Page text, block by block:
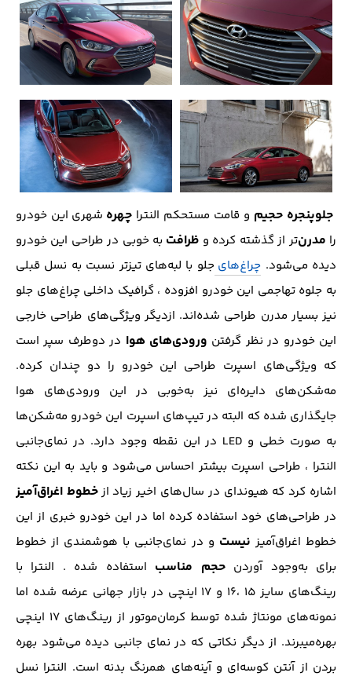
جلوپنجره حجیم و قامت مستحکم النترا چهره شهری این خودرو
را مدرن‌تر از گذشته کرده و ظرافت به خوبی در طراحی این خودرو
دیده می‌شود. چراغ‌هایجلو با لبه‌های تیزتر نسبت به نسل قبلی
به جلوه تهاجمی این خودرو افزوده ، گرافیک داخلی چراغ‌های جلو
نیز بسیار مدرن طراحی شده‌اند. از‌دیگر ویژگی‌های طراحی خارجی
این خودرو در نظر گرفتن ورودی‌های هوا در دوطرف سپر است
که ویژگی‌های اسپرت طراحی این خودرو را دو چندان کرده.
مه‌شکن‌های‌ دایره‌ای نیز به‌خوبی در این ورودی‌های هوا
جایگذاری شده که البته در تیپ‌های اسپرت این خودرو مه‌شکن‌ها
به صورت خطی و LED در این نقطه وجود دارد. در نمای‌جانبی
النترا ، طراحی اسپرت بیشتر احساس می‌شود و باید به این نکته
اشاره کرد که هیوندای در سال‌های اخیر زیاد ازخطوط اغراق‌آمیز
در طراحی‌های خود استفاده کرده اما در این خودرو خبری از این
خطوط اغراق‌آمیز نیست و در نمای‌جانبی با هوشمندی از خطوط
برای به‌وجود آوردنحجم مناسب استفاده شده . النترا با
رینگ‌‌های سایز ۱۵ ،۱۶ و ۱۷ اینچی در بازار جهانی عرضه شده اما
نمونه‌های مونتاژ شده توسط کرمان‌موتور از رینگ‌های ۱۷ اینچی
بهره‌میبرند. از دیگر نکاتی که در نمای جانبی دیده می‌شود بهره
بردن از آنتن کوسه‌ای و آینه‌های همرنگ بدنه است. النترا نسل